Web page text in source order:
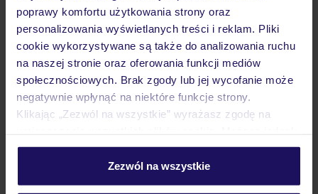
poprawy komfortu użytkowania strony oraz
personalizowania wyświetlanych treści i reklam. Pliki
cookie wykorzystywane są także do analizowania ruchu
na naszej stronie oraz oferowania funkcji mediów
społecznościowych. Brak zgody lub jej wycofanie może
negatywnie wpłynąć na niektóre funkcje strony.
Klikając „Zezwól na wszystkie” wyrażasz zgodę na
personalizować swój wybór wchodząc w zakładkę
Szczegółowe informacje o plikach cookie znajdziesz
Zezwól na wszystkie
Wyżywienie
Atrakcje
Ważne informacje